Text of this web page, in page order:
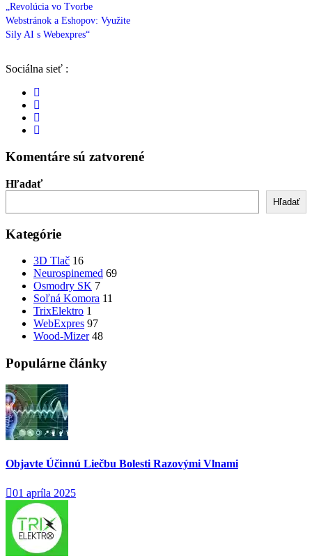
„Revolúcia vo Tvorbe
Webstránok a Eshopov: Využite
Sily AI s Webexpres“
Sociálna sieť :
Komentáre sú zatvorené
Hľadať
Hľadať
Kategórie
3D Tlač 16
Neurospinemed 69
Osmodry SK 7
Soľná Komora 11
TrixElektro 1
WebExpres 97
Wood-Mizer 48
Populárne články
Objavte Účinnú Liečbu Bolesti Razovými Vlnami
01 apríla 2025